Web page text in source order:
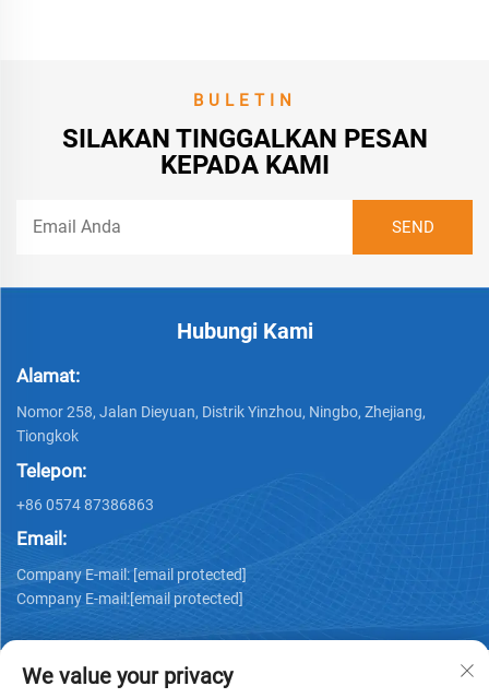
BULETIN
SILAKAN TINGGALKAN PESAN
KEPADA KAMI
Hubungi Kami
Alamat:
Nomor 258, Jalan Dieyuan, Distrik Yinzhou, Ningbo, Zhejiang,
Tiongkok
Telepon:
+86 0574 87386863
Email:
Company E-mail: [email protected]
Company E-mail:[email protected]
We value your privacy